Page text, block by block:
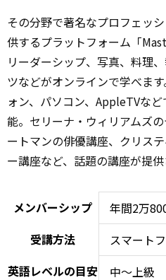
その分野で著名なプロフェッ
供するプラットフォーム「
リーダーシップ、写真、料理
ツなどがオンラインで学べま
ォン、パソコン、AppleTVなど
能。セリーナ・ウィリアムズ
ートマンの俳優講座、クリス
ー講座など、話題の講座が提供
メンバーシップ
年間2万
受講方法
スマート
英語レベルの目安
中～上級